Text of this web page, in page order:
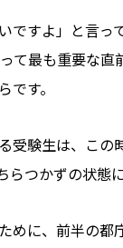
ですよ」と言
て最も重要な
す。
受験生は、こ
つかずの状態
に、前半の都